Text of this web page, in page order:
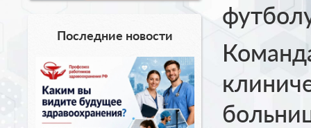
Последние новости